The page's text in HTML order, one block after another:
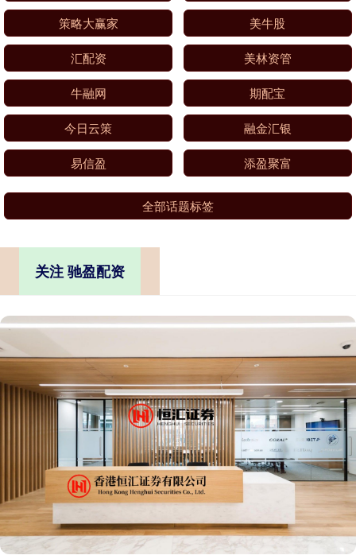
策略大赢家 美牛股
汇配资 美林资管
牛融网 期配宝
今日云策 融金汇银
易信盈 添盈聚富
全部话题标签
关注 驰盈配资